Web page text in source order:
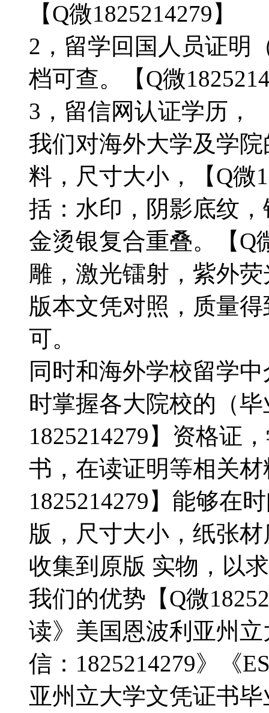
【Q微1825214279】
2，留学回国人员证明
档可查。【Q微
3，留信网认证学历，
我们对海外大学及学
料，尺寸大小，【Q微
括：水印，阴影底纹
金烫银复合重叠。【Q
雕，激光镭射，紫外
版本文凭对照，质量
可。
同时和海外学校留学
时掌握各大院校的（
1825214279】资格证
书，在读证明等相关
1825214279】能够在
版，尺寸大小，纸张
收集到原版 实物，以
我们的优势【Q微
读》美国恩波利亚州
信：1825214279》《
亚州立大学文凭证书